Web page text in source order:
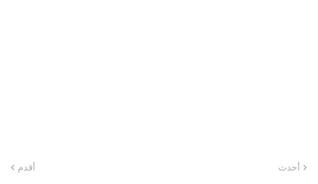
أحدث أقدم